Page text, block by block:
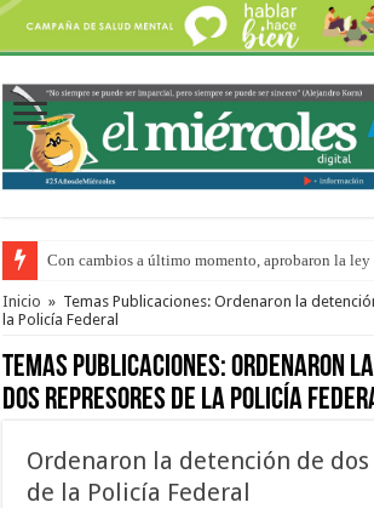
Con cambios a último momento, aprobaron la
Adopción en Entre Ríos: el 35% de los 90 niños,
Inicio » Temas Publicaciones: Ordenaron la
la Policía Federal
Temas Publicaciones:Ordenaron
dos represores de la Policía
Ordenaron la detención de
de la Policía Federal